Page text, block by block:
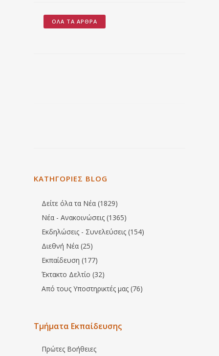
ΌΛΑ ΤΑ ΆΡΘΡΑ
ΚΑΤΗΓΟΡΙΕΣ BLOG
Δείτε όλα τα Νέα (1829)
Νέα - Ανακοινώσεις (1365)
Εκδηλώσεις - Συνελεύσεις (154)
Διεθνή Νέα (25)
Εκπαίδευση (177)
Έκτακτο Δελτίο (32)
Από τους Υποστηρικτές μας (76)
Τμήματα Εκπαίδευσης
Πρώτες Βοήθειες